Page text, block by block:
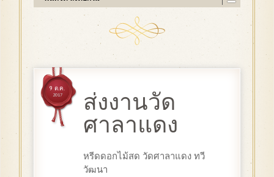
ส่งงานวัด
ศาลาแดง
9 ต.ค.
2017
หรีดดอกไม้สด วัดศาลาแดง ทวี
วัฒนา